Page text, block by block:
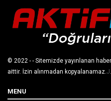
© 2022 - - Sitemizde yayınlanan
aittir. İzin alınmadan kopyalanamaz. J
MENU